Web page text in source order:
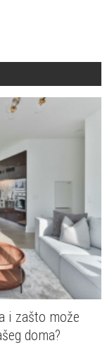
i zašto može
doma?